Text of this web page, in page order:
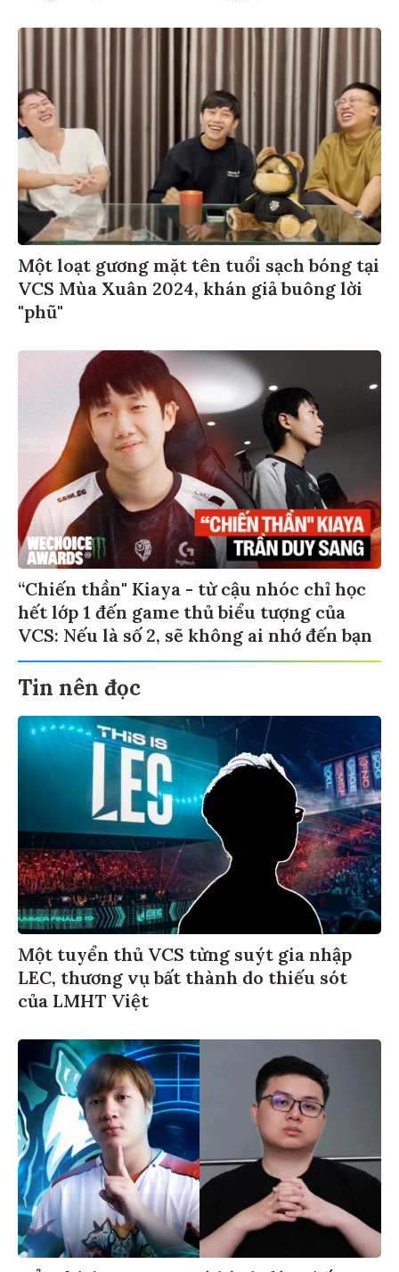
Một loạt gương mặt tên tuổi sạch bóng tại
VCS Mùa Xuân 2024, khán giả buông lời
"phũ"
“Chiến thần" Kiaya - từ cậu nhóc chỉ học
hết lớp 1 đến game thủ biểu tượng của
VCS: Nếu là số 2, sẽ không ai nhớ đến bạn
Tin nên đọc
Một tuyển thủ VCS từng suýt gia nhập
LEC, thương vụ bất thành do thiếu sót
của LMHT Việt